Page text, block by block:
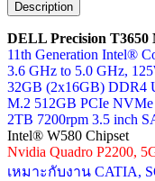
ชิ้น
Description
DELL Precision T3650
11th Generation Intel®
3.6 GHz to 5.0 GHz,
32GB (2x16GB) DDR4
M.2 512GB PCIe NVMe
2TB 7200rpm 3.5 inch
Intel® W580 Chipset
Nvidia Quadro P2200,
เหมาะกับงาน CATIA,